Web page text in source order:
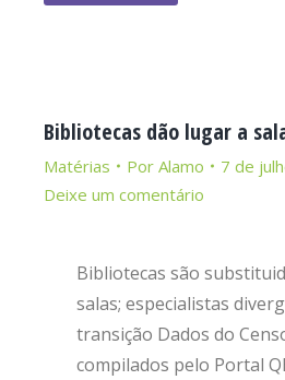
Bibliotecas dão lugar a
Matérias Por Alamo
7 de
Deixe um comentário
Bibliotecas são
salas; especialistas
transição Dados do
compilados pelo Portal